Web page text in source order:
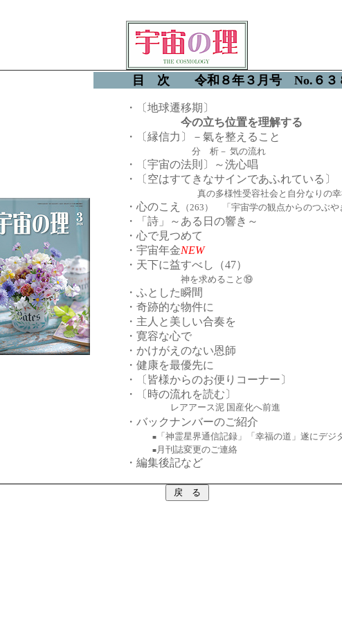
目 次 令和８年３月号 No.６３
・〔地球遷移期〕
今の立ち位置を理解する
・〔縁信力〕－氣を整えること
分 析－ 気の流れ
・〔宇宙の法則〕～洗心唱
・〔空はすてきなサインであふれている〕
真の多様性受容社会と自分なりの
・心のこえ （263） 「宇宙学の観点からのつぶや
・「詩」～ある日の響き～
・心で見つめて
・宇宙年金NEW
・天下に益すべし（47）
神を求めること⑲
・ふとした瞬間
・奇跡的な物件に
・主人と美しい合奏を
・寛容な心で
・かけがえのない恩師
・健康を最優先に
・〔皆様からのお便りコーナー〕
・〔時の流れを読む〕
レアアース泥 国産化へ前進
・バックナンバーのご紹介
■「神霊星界通信記録」「幸福の道」遂にデジ
■月刊誌変更のご連絡
・編集後記など